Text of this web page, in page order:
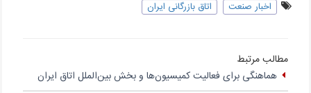
اخبار صنعت اتاق بازرگانی ایران
مطالب مرتبط
هماهنگی برای فعالیت کمیسیون‌ها و بخش بین‌الملل اتاق ایران